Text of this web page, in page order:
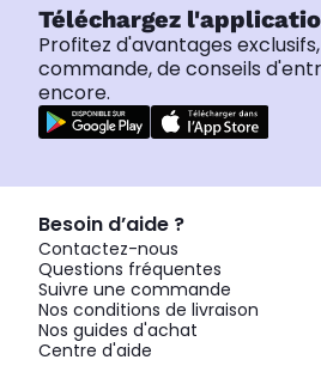
Téléchargez
Profitez d'avantages
commande, de conseils
encore.
Besoin d’aide ?
Contactez-nous
Questions fréquentes
Suivre une commande
Nos conditions de livraison
Nos guides d'achat
Centre d'aide